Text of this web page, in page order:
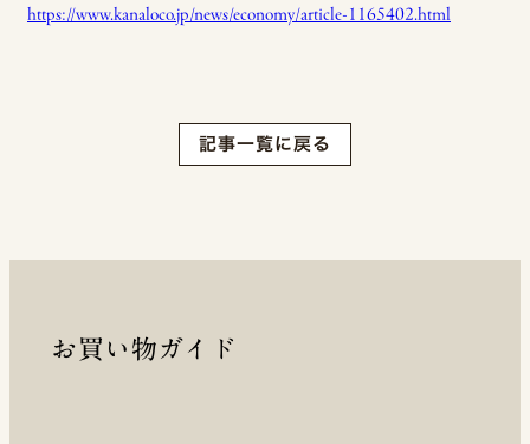
https://www.kanaloco.jp/news/economy/article-1165402.html
記事一覧に戻る
お買い物ガイド